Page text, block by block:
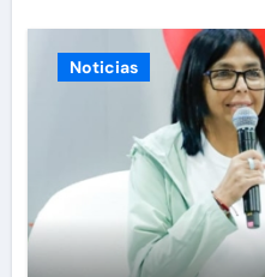
Noticias